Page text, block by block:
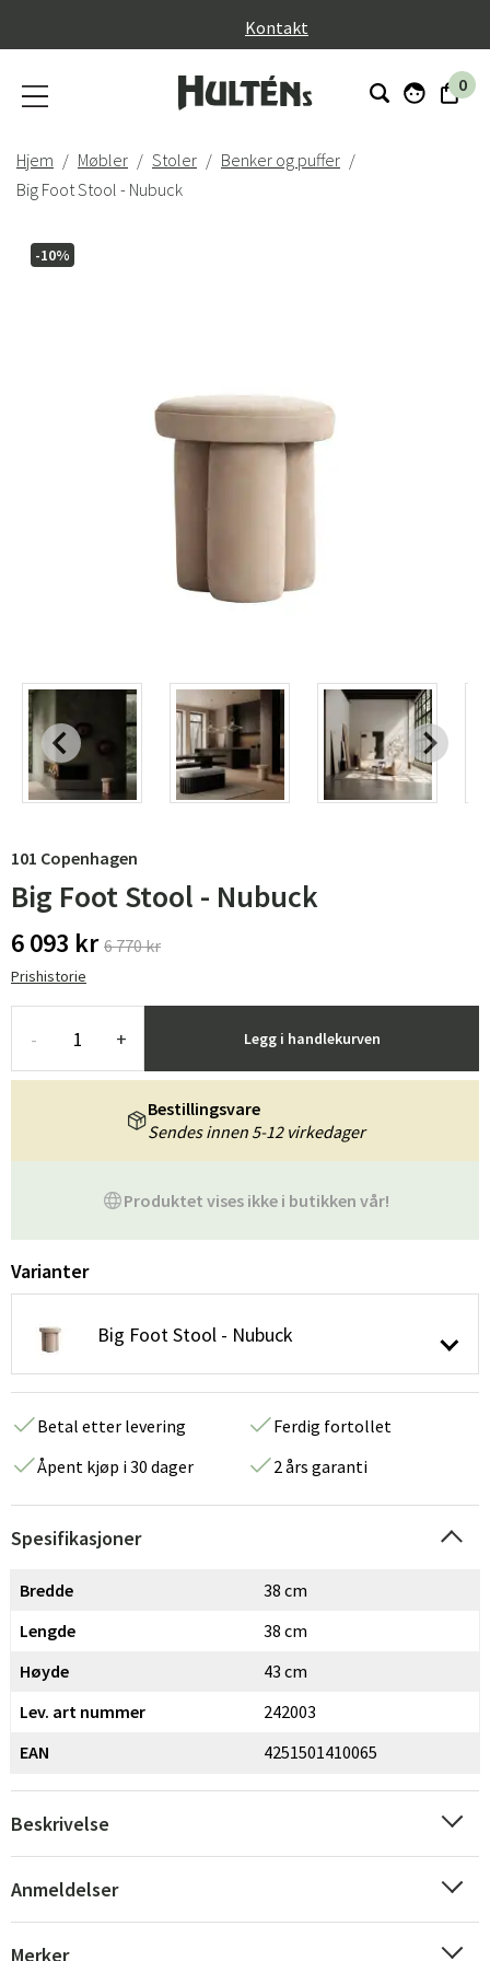
Kontakt
0
Hjem Møbler Stoler
Benker og puffer
Big Foot Stool - Nubuck
-10%
101 Copenhagen
Big Foot Stool - Nubuck
6 093 kr 6 770 kr
Prishistorie
- + Legg i handlekurven
Produktet vises ikke i butikken vår!
Bestillingsvare
Sendes innen 5-12 virkedager
Varianter
Big Foot Stool - Nubuck
Betal etter levering
Ferdig fortollet
Åpent kjøp i 30 dager
2 års garanti
Spesifikasjoner
Bredde
38 cm
Lengde
38 cm
Høyde
43 cm
Lev. art nummer
242003
EAN
4251501410065
Beskrivelse
Anmeldelser
Merker